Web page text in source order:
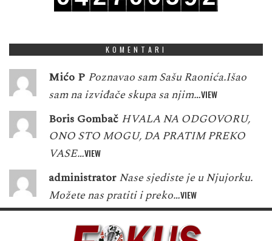
KOMENTARI
Mićo P Poznavao sam Sašu Raonića.Išao
sam na izviđače skupa sa njim…VIEW
Boris Gombač HVALA NA ODGOVORU,
ONO STO MOGU, DA PRATIM PREKO
VASE…VIEW
administrator Nase sjediste je u Njujorku.
Možete nas pratiti i preko…VIEW